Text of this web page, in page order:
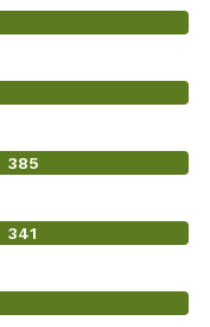
385
341